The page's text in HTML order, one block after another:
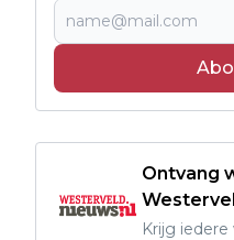
Ontvang
Krijg